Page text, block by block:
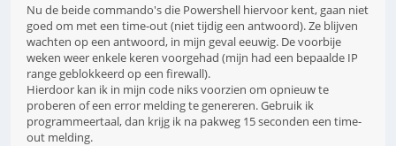
Nu de beide commando's die Powershell hiervoor kent, gaan niet
goed om met een time-out (niet tijdig een antwoord). Ze blijven
wachten op een antwoord, in mijn geval eeuwig. De voorbije
weken weer enkele keren voorgehad (mijn had een bepaalde IP
range geblokkeerd op een firewall).
Hierdoor kan ik in mijn code niks voorzien om opnieuw te
proberen of een error melding te genereren. Gebruik ik
programmeertaal, dan krijg ik na pakweg 15 seconden een time-
out melding.